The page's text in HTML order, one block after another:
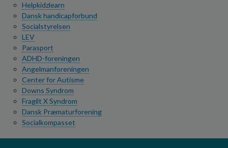
Helpkidzlearn
Dansk handicapforbund
Socialstyrelsen
LEV
Parasport
ADHD-foreningen
Angelmanforeningen
Center for Autisme
Downs Syndrom
Fragilt X Syndrom
Dansk Præmaturforening
Socialkompasset